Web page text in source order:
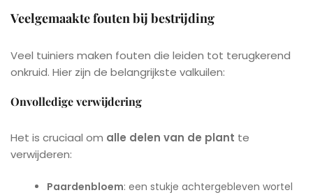
Veelgemaakte fouten bij bestrijding
Veel tuiniers maken fouten die leiden tot terugkerend
onkruid. Hier zijn de belangrijkste valkuilen:
Onvolledige verwijdering
Het is cruciaal om alle delen van de plant te
verwijderen:
Paardenbloem: een stukje achtergebleven wortel